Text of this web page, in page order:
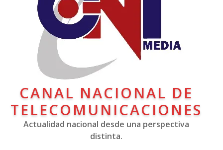
CANAL NACIONAL DE
TELECOMUNICACIONES
Actualidad nacional desde una perspectiva
distinta.